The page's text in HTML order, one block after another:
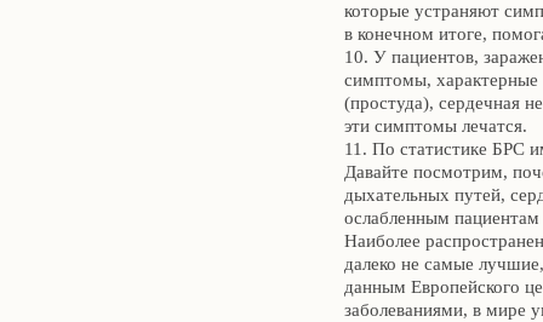
которые устраняют
в конечном итоге,
10. У пациентов,
симптомы, характерные
(простуда), сердечная
эти симптомы лечатся.
11. По статистике БРС
Давайте посмотрим,
дыхательных путей,
ослабленным
Наиболее
далеко не самые
данным Европейского
заболеваниями, в мире